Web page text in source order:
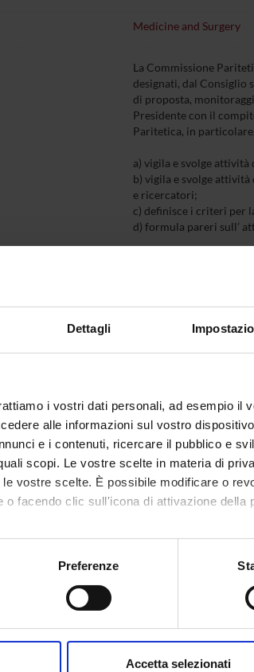
Dettagli
i vostri dati personali, ad esempio il
alle informazioni sul vostro
e i contenuti, ricercare il pubblico e
scopi. Le vostre scelte in materia di
vostre scelte. È possibile modificare o
o facendo clic sull'icona di attivazione della
anche:
sulla tua posizione geografica, con
in qualsiasi momento dalla
Preferenze
Accetta selezionati
Medicine and Surgery
La Commissione
designati, dal Consiglio
di proposta,
Presidente con il
Paritetica, in
a) vigila e svolge
b) vigila e svolge
e ricercatori;
c) definisce i criteri per
d) formula pareri sull’
La Commissione
monitoraggio,
La Commissione è uno
Records and documents